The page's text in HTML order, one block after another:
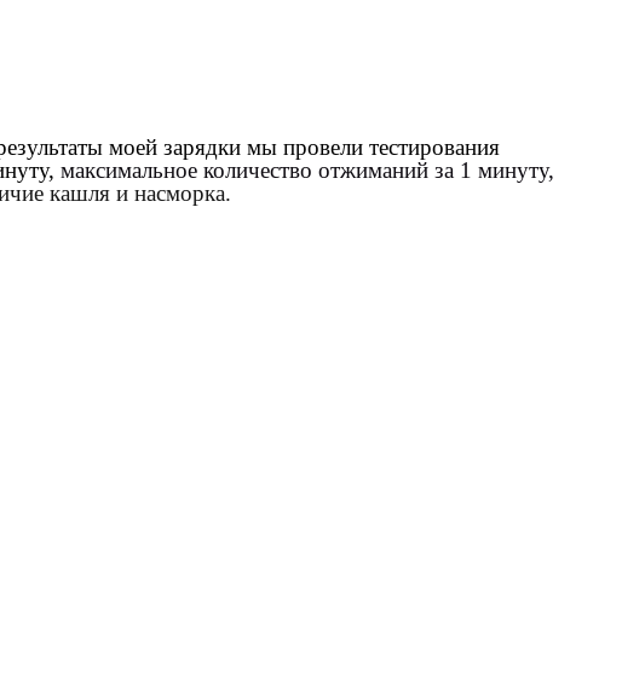
моей зарядки мы провели тестирования
максимальное количество отжиманий за 1 минуту,
кашля и насморка.